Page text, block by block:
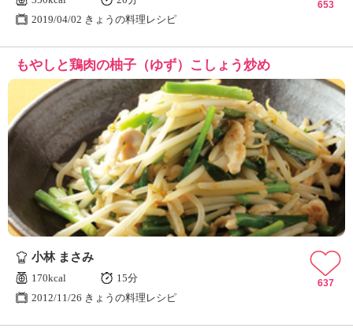
2019/04/02 きょうの料理レシピ
653
もやしと鶏肉の柚子（ゆず）こしょう炒め
小林 まさみ
170kcal
15分
2012/11/26 きょうの料理レシピ
637